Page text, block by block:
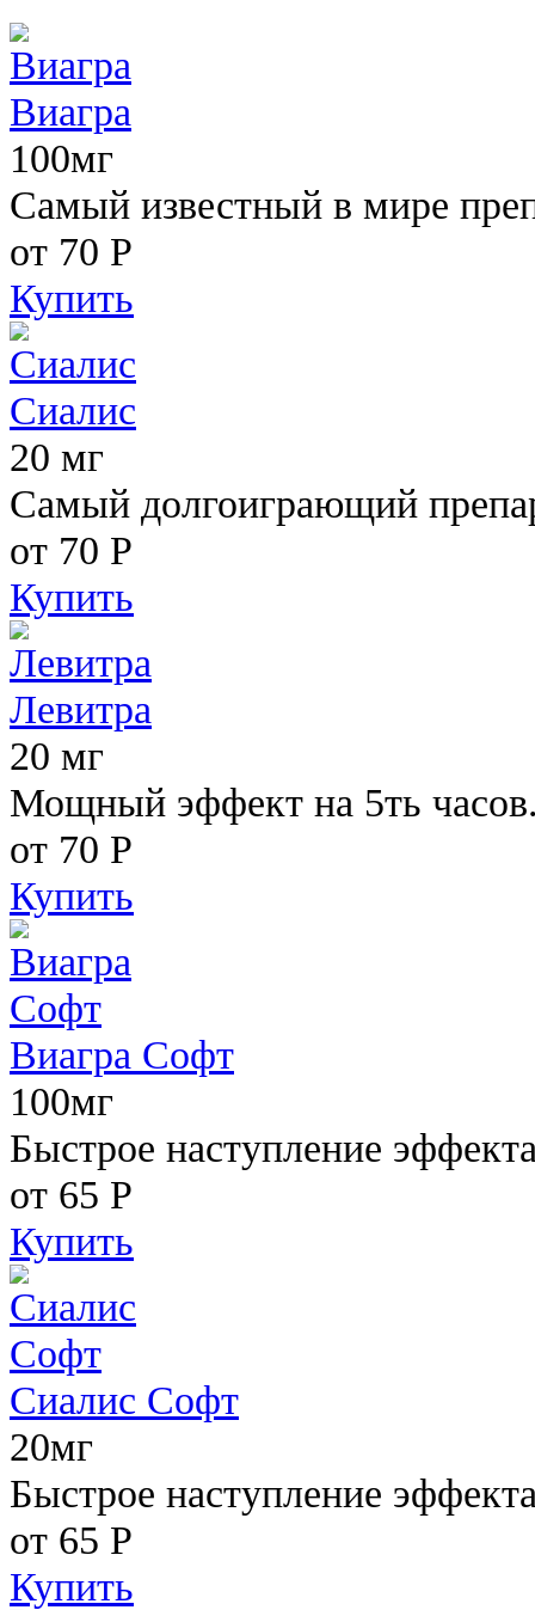
Виагра
100мг
Самый известный в мире
от 70 Р
Купить
Сиалис
20 мг
Самый долгоиграющий
от 70 Р
Купить
Левитра
20 мг
Мощный эффект на 5ть
от 70 Р
Купить
Виагра Софт
100мг
Быстрое наступление
от 65 Р
Купить
Сиалис Софт
20мг
Быстрое наступление
от 65 Р
Купить